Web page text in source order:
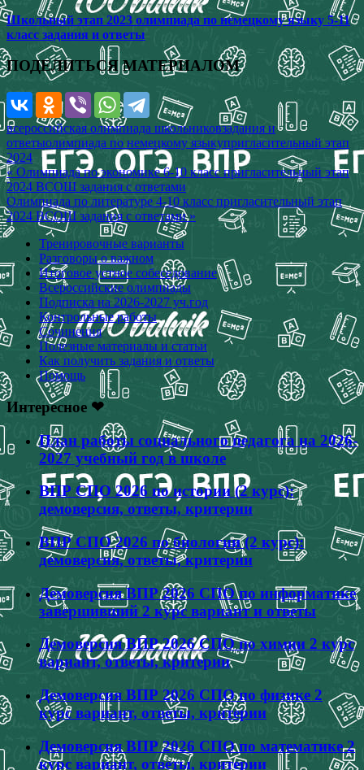
Школьный этап 2023 олимпиада по немецкому языку 5-11
класс задания и ответы
ПОДЕЛИТЬСЯ МАТЕРИАЛОМ
всероссийская олимпиада школьниковзадания и
ответыолимпиада по немецкому языкупригласительный этап
2024
Навигация
по
записям
« Олимпиада по экономике 6-10 класс пригласительный этап
2024 ВСОШ задания с ответами
Олимпиада по литературе 4-10 класс пригласительный этап
2024 ВСОШ задания с ответами »
Тренировочные варианты
Разговоры о важном
Итоговое устное собеседование
Всероссийские олимпиады
Подписка на 2026-2027 уч.год
Контрольные работы
Сочинения
Полезные материалы и статьи
Как получить задания и ответы
Помощь
Интересное ❤
План работы социального педагога на 2026-
2027 учебный год в школе
ВПР СПО 2026 по истории (2 курс):
демоверсия, ответы, критерии
ВПР СПО 2026 по биологии (2 курс):
демоверсия, ответы, критерии
Демоверсия ВПР 2026 СПО по информатике
завершивший 2 курс вариант и ответы
Демоверсия ВПР 2026 СПО по химии 2 курс
вариант, ответы, критерии
Демоверсия ВПР 2026 СПО по физике 2
курс вариант, ответы, критерии
Демоверсия ВПР 2026 СПО по математике 2
курс вариант, ответы, критерии